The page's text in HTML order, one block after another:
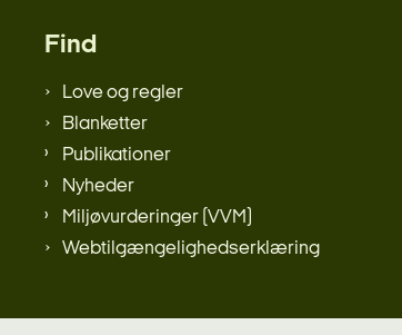
Find
Love og regler
Blanketter
Publikationer
Nyheder
Miljøvurderinger (VVM)
Webtilgængelighedserklæring